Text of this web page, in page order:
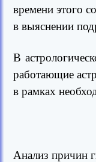
времени этого
в выяснении
В
работающие
в рамках
Анализ причин